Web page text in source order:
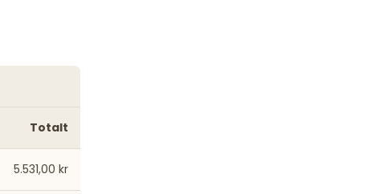
Totalt
5.531,00 kr